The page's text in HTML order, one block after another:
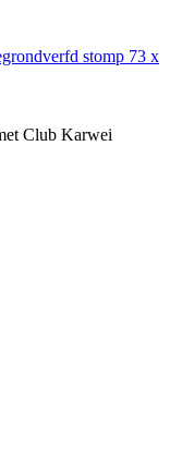
stomp 73 x
Club Karwei